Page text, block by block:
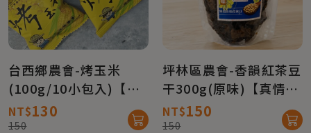
台西鄉農會-烤玉米
(100g/10小包入)【真
情柑仔店】
NT$130
150
坪林區農會-香韻紅茶豆
干300g(原味)【真情柑
仔店】
NT$150
150